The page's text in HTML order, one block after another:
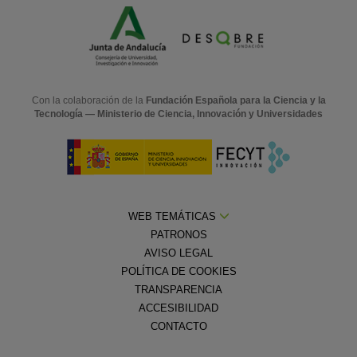
Con la colaboración de la Fundación Española para la Ciencia y la
Tecnología — Ministerio de Ciencia, Innovación y Universidades
WEB TEMÁTICAS
PATRONOS
AVISO LEGAL
POLÍTICA DE COOKIES
TRANSPARENCIA
ACCESIBILIDAD
CONTACTO